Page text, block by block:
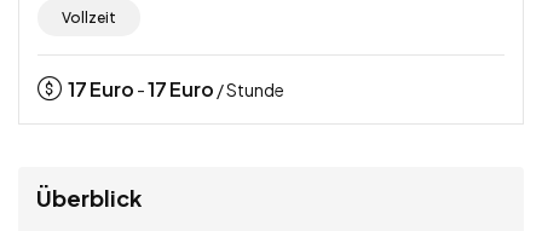
Vollzeit
17Euro -17Euro / Stunde
Überblick